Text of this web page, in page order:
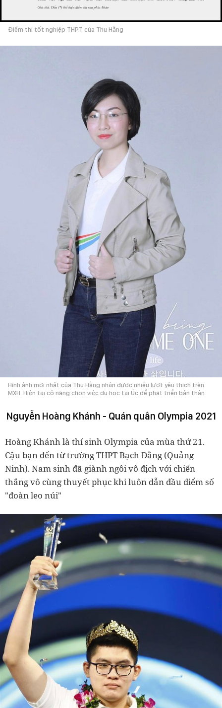
Điểm thi tốt nghiệp THPT của Thu Hằng
Hình ảnh mới nhất của Thu Hằng nhận được nhiều lượt yêu thích trên
MXH. Hiện tại cô nàng chọn việc du học tại Úc để phát triển bản thân.
Nguyễn Hoàng Khánh - Quán quân Olympia 2021
Hoàng Khánh là thí sinh Olympia của mùa thứ 21.
Cậu bạn đến từ trường THPT Bạch Đằng (Quảng
Ninh). Nam sinh đã giành ngôi vô địch với chiến
thắng vô cùng thuyết phục khi luôn dẫn đầu điểm số
"đoàn leo núi"